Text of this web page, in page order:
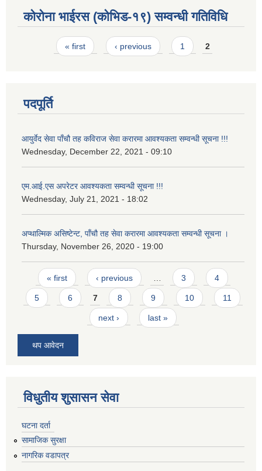
कोरोना भाईरस (कोभिड-१९) सम्वन्धी गतिविधि
Pages« first ‹ previous 1 2
पदपूर्ति
आयुर्वेद सेवा पाँचौ तह कविराज सेवा करारमा आवश्यकता सम्वन्धी सूचना !!!
Wednesday, December 22, 2021 - 09:10
एम.आई.एस अपरेटर आवश्यकता सम्वन्धी सूचना !!!
Wednesday, July 21, 2021 - 18:02
अप्थाल्मिक असिष्टेन्ट, पाँचौ तह सेवा करारमा आवश्यकता सम्वन्धी सूचना ।
Thursday, November 26, 2020 - 19:00
Pages
« first ‹ previous … 3 4
5 6 7 8 9 10 11
next › last »
थप आवेदन
विधुतीय शुसासन सेवा
घटना दर्ता
सामाजिक सुरक्षा
नागरिक वडापत्र